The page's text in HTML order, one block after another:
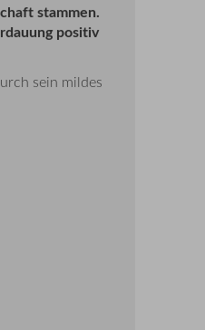
stammen.
positiv
sein mildes